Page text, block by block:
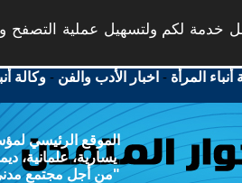
خدمة لكم ولتسهيل عملية التصفح
أنباء المرأة - اخبار الأدب والفن -وكالة
الموقع الرئيسي
يسارية، علمانية،
"من أجل مجتمع مدني